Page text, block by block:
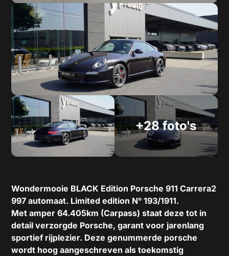
+28 foto's
Wondermooie BLACK Edition Porsche 911 Carrera2
997 automaat. Limited edition N° 193/1911.
Met amper 64.405km (Carpass) staat deze tot in
detail verzorgde Porsche, garant voor jarenlang
sportief rijplezier. Deze genummerde porsche
wordt hoog aangeschreven als toekomstig